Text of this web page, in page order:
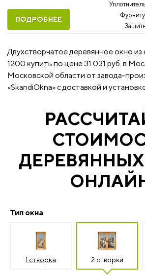
ПОДРОБНЕЕ
Двухстворчатое деревянное окно из
1200 купить по цене 31 031 руб. в
Московской области от завода-
«SkandiOkna» с доставкой и
Тип окна
1 створка 2 створки